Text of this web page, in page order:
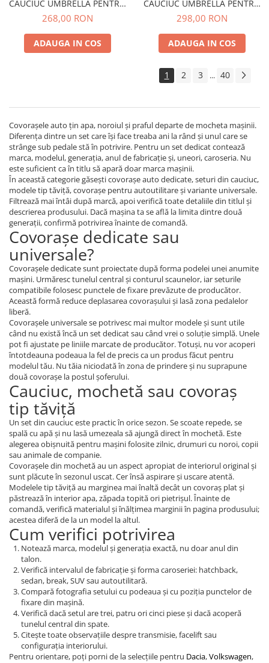
CAUCIUC UMBRELLA PENTRU
DACIA LOGAN (2004-2012)
SANDERO / STEPWAY (2008-
2012) DUSTER (2010-2018).
(2018-) MCV (2008-2012)
268,00 RON
ADAUGA IN COS
CAUCIUC UMBRELLA PENTRU
FORD FOCUS I (2001-2006)
298,00 RON
ADAUGA IN COS
1 2 3 ... 40
Covorașele auto țin apa, noroiul și praful departe de mocheta mașinii.
Diferența dintre un set care își face treaba ani la rând și unul care se
strânge sub pedale stă în potrivire. Pentru un set dedicat contează
marca, modelul, generația, anul de fabricație și, uneori, caroseria. Nu
este suficient ca în titlu să apară doar marca mașinii.
În această categorie găsești covorașe auto dedicate, seturi din cauciuc,
modele tip tăviță, covorașe pentru autoutilitare și variante universale.
Filtrează mai întâi după marcă, apoi verifică toate detaliile din titlul și
descrierea produsului. Dacă mașina ta se află la limita dintre două
generații, confirmă potrivirea înainte de comandă.
Covorașe dedicate sau
universale?
Covorașele dedicate sunt proiectate după forma podelei unei anumite
mașini. Urmăresc tunelul central și conturul scaunelor, iar seturile
compatibile folosesc punctele de fixare prevăzute de producător.
Această formă reduce deplasarea covorașului și lasă zona pedalelor
liberă.
Covorașele universale se potrivesc mai multor modele și sunt utile
când nu există încă un set dedicat sau când vrei o soluție simplă. Unele
pot fi ajustate pe liniile marcate de producător. Totuși, nu vor acoperi
întotdeauna podeaua la fel de precis ca un produs făcut pentru
modelul tău. Nu tăia niciodată în zona de prindere și nu suprapune
două covorașe la postul șoferului.
Cauciuc, mochetă sau covoraș
tip tăviță
Un set din cauciuc este practic în orice sezon. Se scoate repede, se
spală cu apă și nu lasă umezeala să ajungă direct în mochetă. Este
alegerea obișnuită pentru mașini folosite zilnic, drumuri cu noroi, copii
sau animale de companie.
Covorașele din mochetă au un aspect apropiat de interiorul original și
sunt plăcute în sezonul uscat. Cer însă aspirare și uscare atentă.
Modelele tip tăviță au marginea mai înaltă decât un covoraș plat și
păstrează în interior apa, zăpada topită ori pietrișul. Înainte de
comandă, verifică materialul și înălțimea marginii în pagina produsului;
acestea diferă de la un model la altul.
Cum verifici potrivirea
Notează marca, modelul și generația exactă, nu doar anul din
talon.
Verifică intervalul de fabricație și forma caroseriei: hatchback,
sedan, break, SUV sau autoutilitară.
Compară fotografia setului cu podeaua și cu poziția punctelor de
fixare din mașină.
Verifică dacă setul are trei, patru ori cinci piese și dacă acoperă
tunelul central din spate.
Citește toate observațiile despre transmisie, facelift sau
configurația interiorului.
Pentru orientare, poți porni de la selecțiile pentru Dacia,Volkswagen,